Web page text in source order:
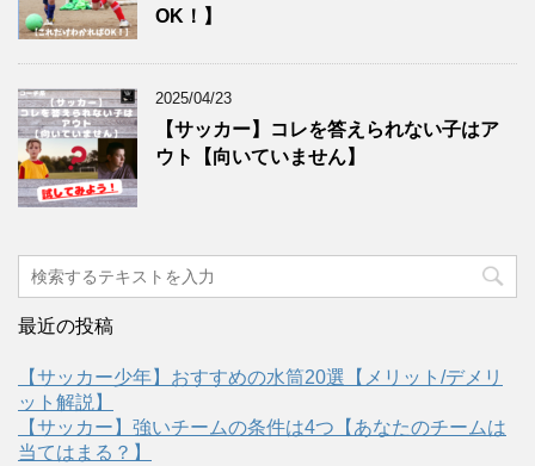
OK！】
2025/04/23
【サッカー】コレを答えられない子はア
ウト【向いていません】
最近の投稿
【サッカー少年】おすすめの水筒20選【メリット/デメリ
ット解説】
【サッカー】強いチームの条件は4つ【あなたのチームは
当てはまる？】